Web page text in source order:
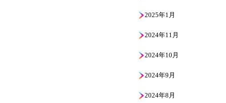
2025年1月
2024年11月
2024年10月
2024年9月
2024年8月